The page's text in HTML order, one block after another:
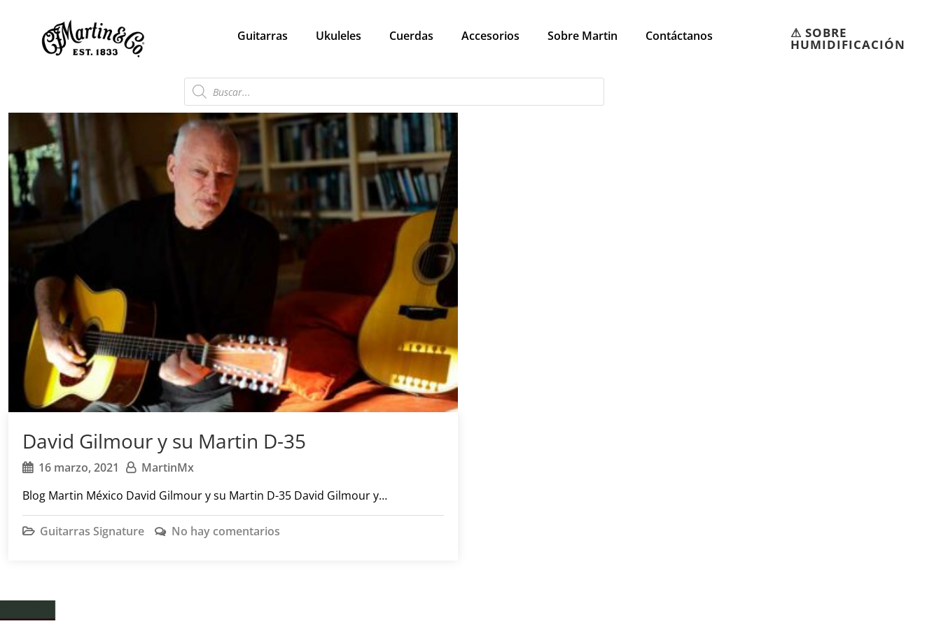
Guitarras Ukuleles Cuerdas Accesorios Sobre Martin Contáctanos ⚠︎ SOBRE
HUMIDIFICACIÓN
David Gilmour y su Martin D-35
16 marzo, 2021
MartinMx
Blog Martin México David Gilmour y su Martin D-35 David Gilmour y…
Guitarras Signature No hay comentarios